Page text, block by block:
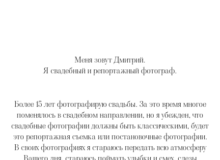
Меня зовут Дмитрий.
Я свадебный и репортажный фотограф.
Более 15 лет фотографирую свадьбы. За это время многое
поменялось в свадебном направлении, но я убежден, что
свадебные фотографии должны быть классическими, будет
это репортажная съемка или постановочные фотографии.
В своих фотографиях я стараюсь передать всю атмосферу